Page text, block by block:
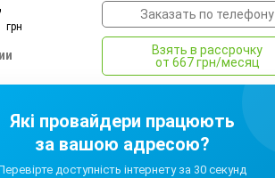
грн
Заказать по телефону
Взять в рассрочку
от 667 грн/месяц
Які провайдери працюють
за вашою адресою?
доступність інтернету за 30 секунд